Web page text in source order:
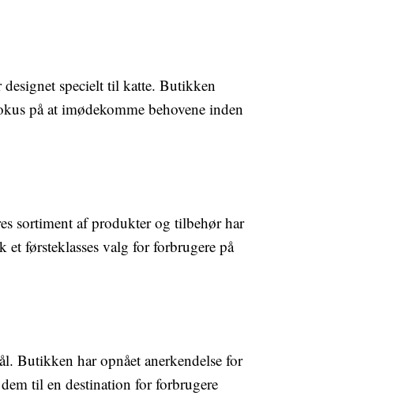
specielt til katte. Butikken
på at imødekomme behovene inden
sortiment af produkter og tilbehør har
førsteklasses valg for forbrugere på
Butikken har opnået anerkendelse for
til en destination for forbrugere